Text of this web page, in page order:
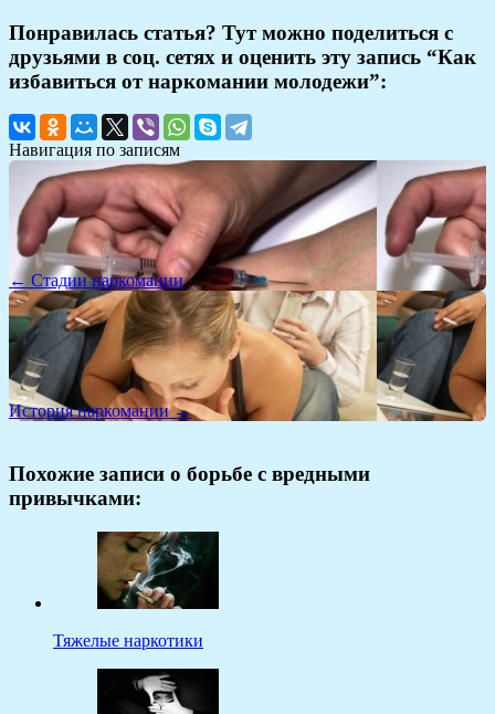
Понравилась статья? Тут можно поделиться с
друзьями в соц. сетях и оценить эту запись “Как
избавиться от наркомании молодежи”:
Навигация по записям
← Стадии наркомании
История наркомании →
Похожие записи о борьбе с вредными
привычками:
Тяжелые наркотики